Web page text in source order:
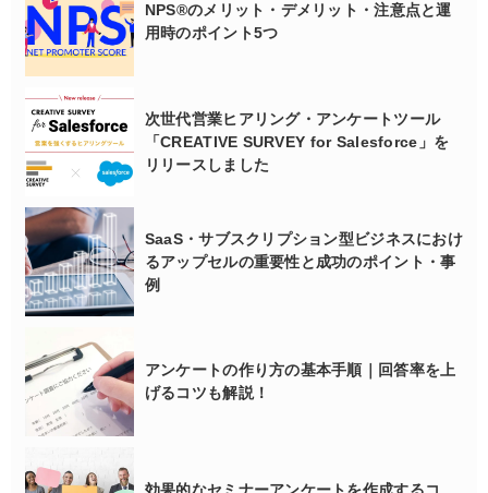
NPS®のメリット・デメリット・注意点と運
用時のポイント5つ
次世代営業ヒアリング・アンケートツール
「CREATIVE SURVEY for Salesforce」を
リリースしました
SaaS・サブスクリプション型ビジネスにおけ
るアップセルの重要性と成功のポイント・事
例
アンケートの作り方の基本手順｜回答率を上
げるコツも解説！